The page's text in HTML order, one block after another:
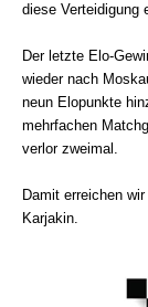
diese Verteidigung
Der letzte Elo-
wieder nach
neun Elopunkte
mehrfachen
verlor zweimal.
Damit erreichen
Karjakin.